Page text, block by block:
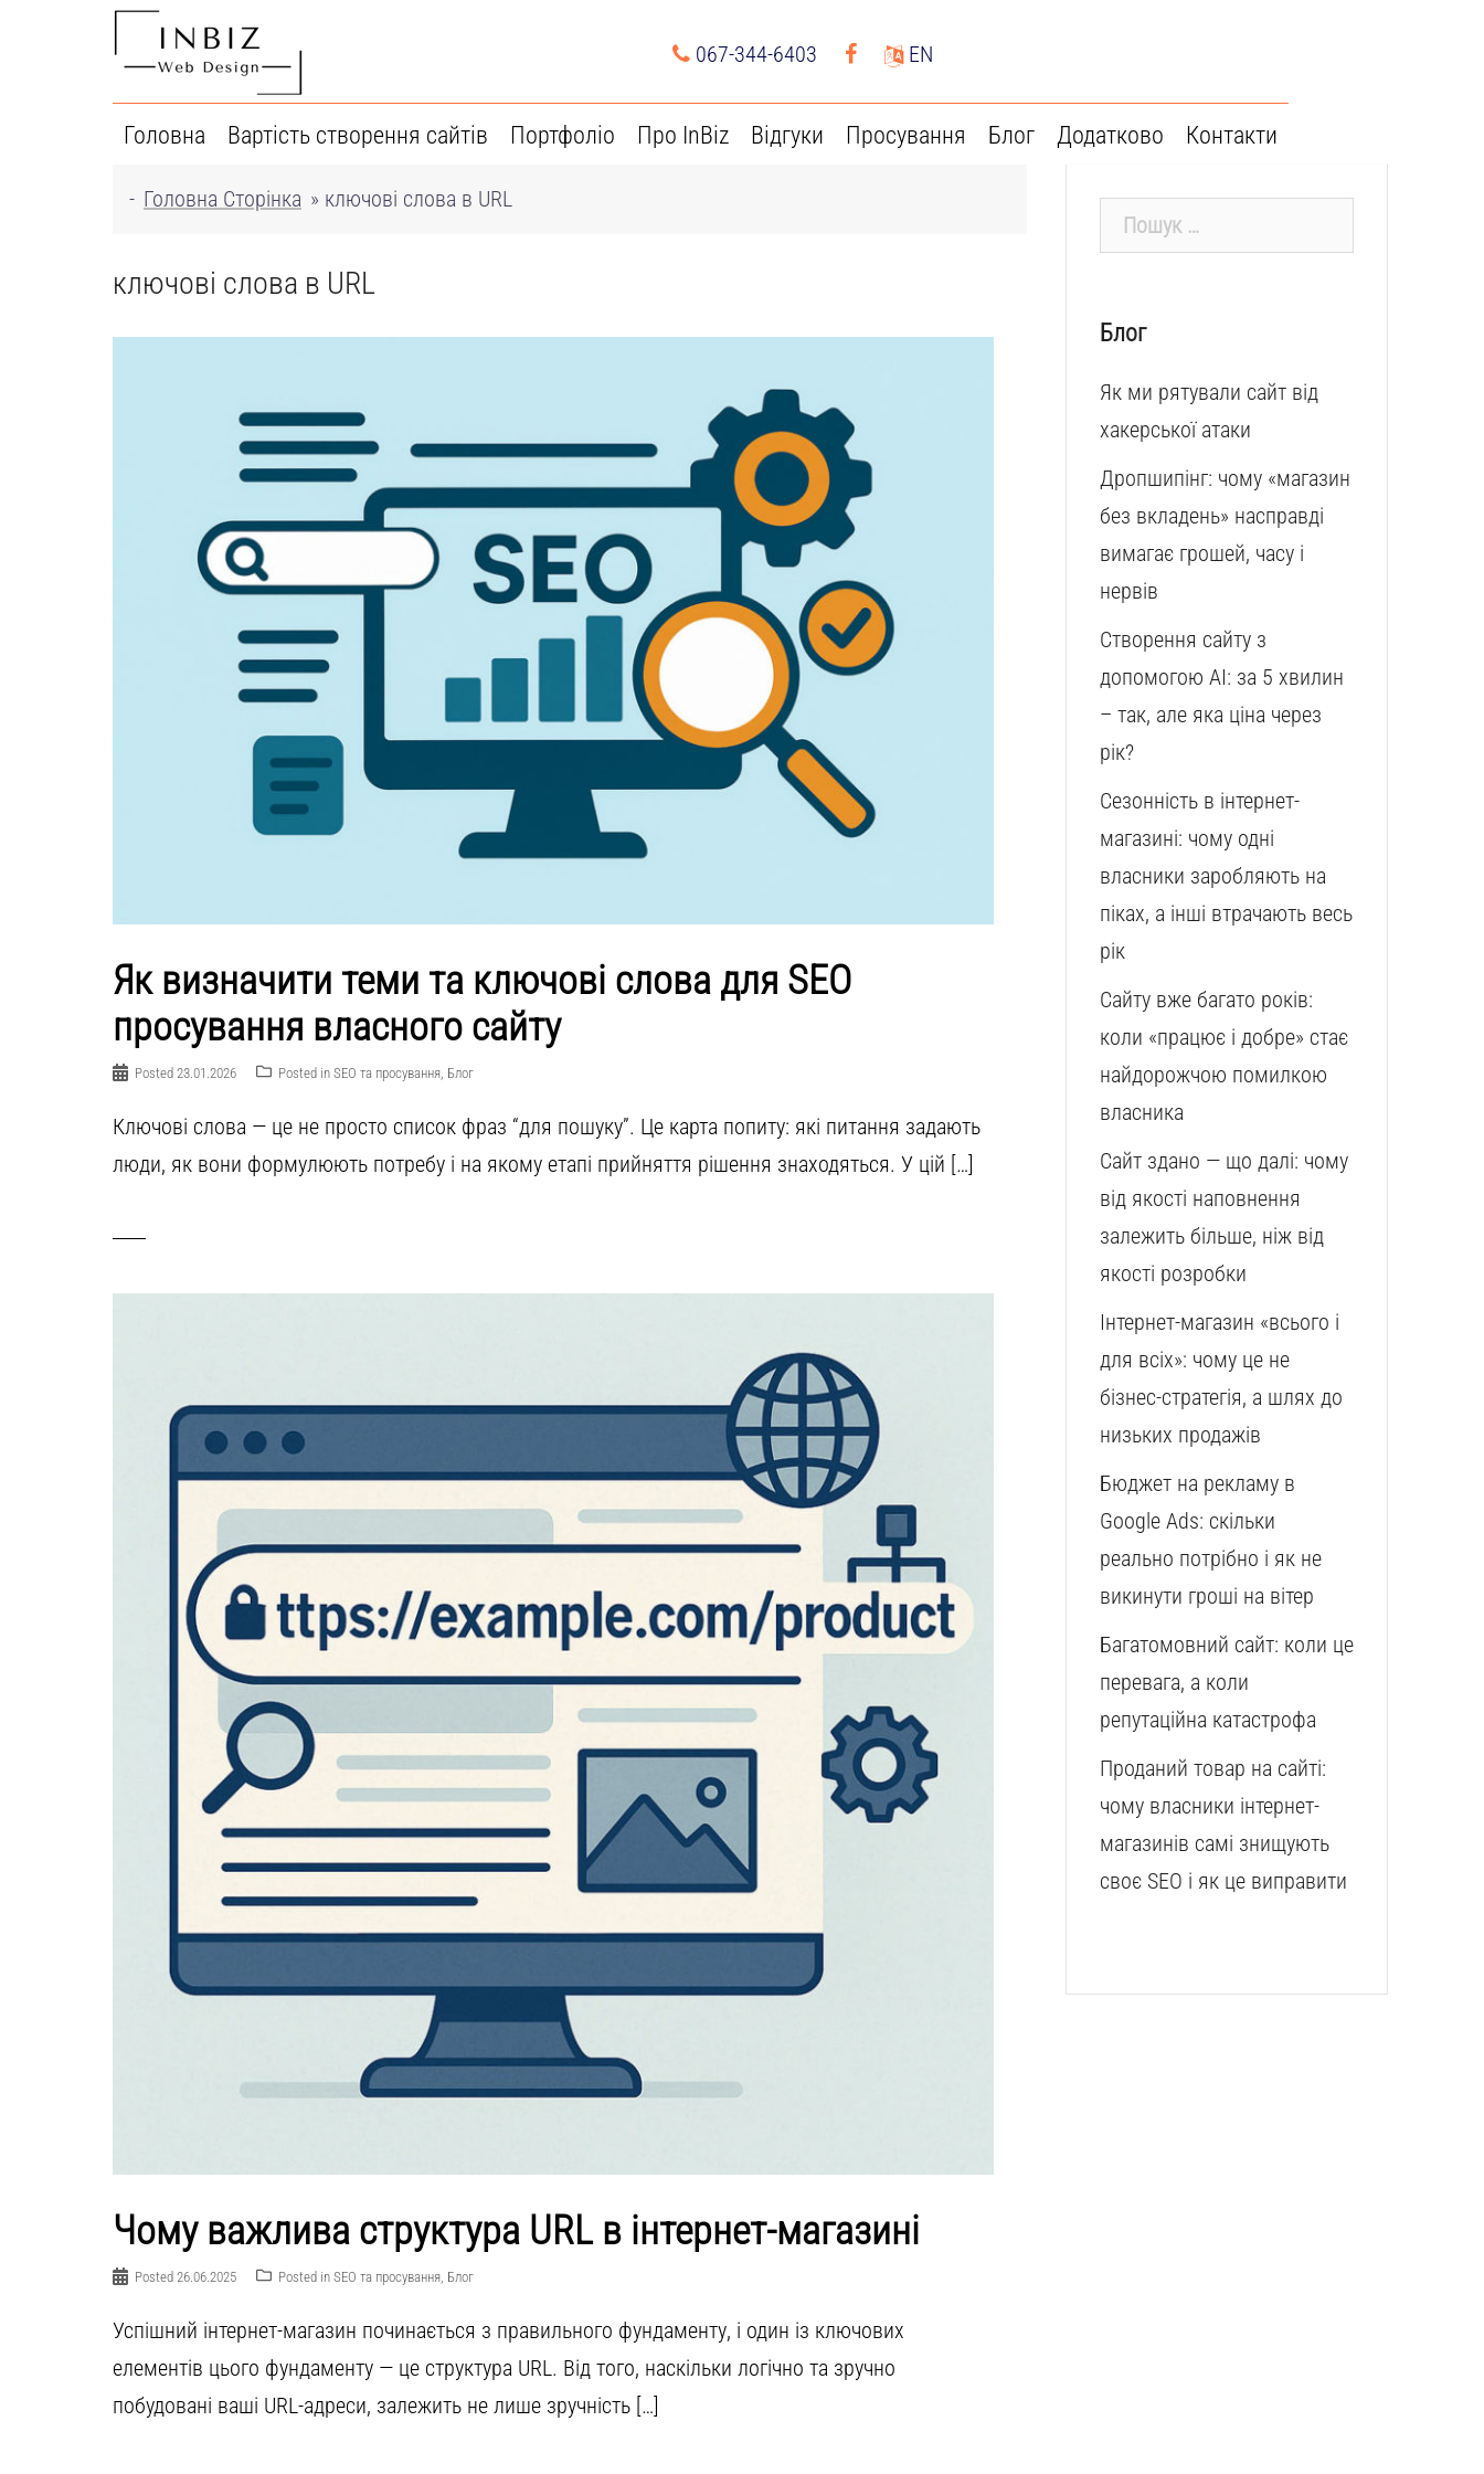
067-344-6403 EN
Головна Вартість створення сайтів Портфоліо Про InBiz Відгуки Просування Блог Додатково Контакти
- Головна Сторінка » ключові слова в URL
ключові слова в URL
Як визначити теми та ключові слова для SEO
просування власного сайту
Posted 23.01.2026 Posted in SEO та просування, Блог
Ключові слова — це не просто список фраз “для пошуку”. Це карта попиту: які питання задають
люди, як вони формулюють потребу і на якому етапі прийняття рішення знаходяться. У цій […]
Чому важлива структура URL в інтернет-магазині
Posted 26.06.2025 Posted in SEO та просування Блог
Успішний інтернет-магазин починається з правильного фундаменту, і один із ключових
елементів цього фундаменту — це структура URL. Від того, наскільки логічно та зручно
побудовані ваші URL-адреси, залежить не лише зручність […]
Пошук:
Блог
Як ми рятували сайт від
хакерської атаки
Дропшипінг: чому «магазин
без вкладень» насправді
вимагає грошей, часу і
нервів
Створення сайту з
допомогою AI: за 5 хвилин
– так, але яка ціна через
рік?
Сезонність в інтернет-
магазині: чому одні
власники заробляють на
піках, а інші втрачають весь
рік
Сайту вже багато років:
коли «працює і добре» стає
найдорожчою помилкою
власника
Сайт здано — що далі: чому
від якості наповнення
залежить більше, ніж від
якості розробки
Інтернет-магазин «всього і
для всіх»: чому це не
бізнес-стратегія, а шлях до
низьких продажів
Бюджет на рекламу в
Google Ads: скільки
реально потрібно і як не
викинути гроші на вітер
Багатомовний сайт: коли це
перевага, а коли
репутаційна катастрофа
Проданий товар на сайті:
чому власники інтернет-
магазинів самі знищують
своє SEO і як це виправити